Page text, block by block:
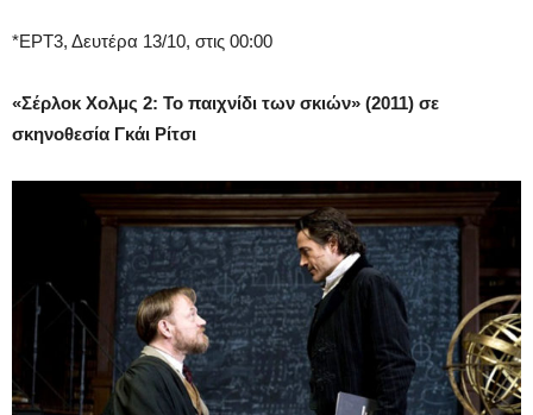
*ΕΡΤ3, Δευτέρα 13/10, στις 00:00
«Σέρλοκ Χολμς 2: Το παιχνίδι των σκιών» (2011) σε
σκηνοθεσία Γκάι Ρίτσι